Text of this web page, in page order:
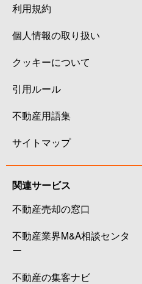
利用規約
個人情報の取り扱い
クッキーについて
引用ルール
不動産用語集
サイトマップ
関連サービス
不動産売却の窓口
不動産業界M&A相談センタ
ー
不動産の集客ナビ